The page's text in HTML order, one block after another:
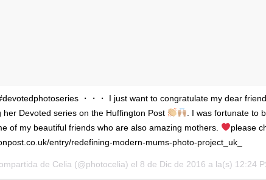
・・・ I just want to congratulate my dear friend
her Devoted series on the Huffington Post
. I was fortunate to
of my beautiful friends who are also amazing mothers.
please
entry/redefining-modern-mums-photo-project_uk_
de Celia (@photocelia) el 8 de Dic de 2016 a la(s) 12:24